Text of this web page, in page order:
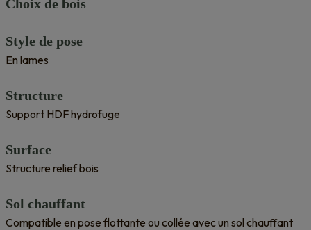
Choix de bois
Style de pose
En lames
Structure
Support HDF hydrofuge
Surface
Structure relief bois
Sol chauffant
Compatible en pose flottante ou collée avec un sol chauffant